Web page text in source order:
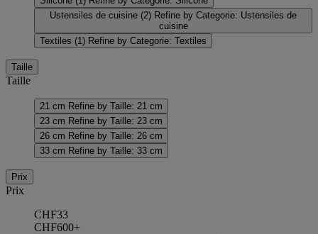
Ustensiles de cuisine (2) Refine by Categorie: Ustensiles de
cuisine
Textiles (1) Refine by Categorie: Textiles
Taille
Taille
21 cm Refine by Taille: 21 cm
23 cm Refine by Taille: 23 cm
26 cm Refine by Taille: 26 cm
33 cm Refine by Taille: 33 cm
Prix
Prix
CHF33
CHF600+